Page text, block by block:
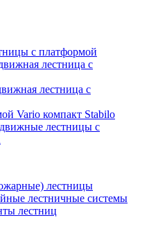
с платформой
лестница с
лестница с
Vario компакт Stabilo
лестницы с
лестницы
лестничные системы
лестниц